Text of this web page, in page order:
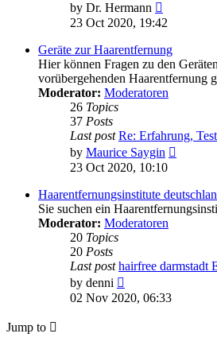
by Dr. Hermann
the
post
23 Oct 2020, 19:42
Geräte zur Haarentfernung
Hier können Fragen zu den
vorübergehenden Haarentfernung
Moderator: Moderatoren
26 Topics
37 Posts
Last post Re: Erfahrung,
by Maurice Saygin
post
23 Oct 2020, 10:10
Haarentfernungsinstitute
Sie suchen ein
Moderator: Moderatoren
20 Topics
20 Posts
Last post hairfree darmstadt
by denni
the
latest
02 Nov 2020, 06:33
Jump to